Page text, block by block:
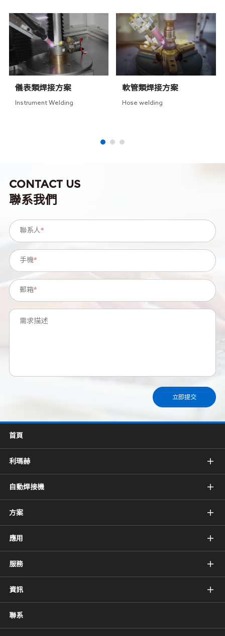
儀表類焊接方案
Instrument Welding
軟管類焊接方案
Hose welding
CONTACT US
聯系我們
聯系人*
手機*
郵箱*
需求描述
立即提交
首頁
利瑪赫
自動焊接機
方案
應用
服務
資訊
聯系